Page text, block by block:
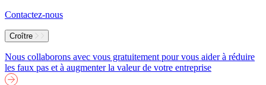
Contactez-nous
Croître
Nous collaborons avec vous gratuitement pour vous aider à réduire
les faux pas et à augmenter la valeur de votre entreprise